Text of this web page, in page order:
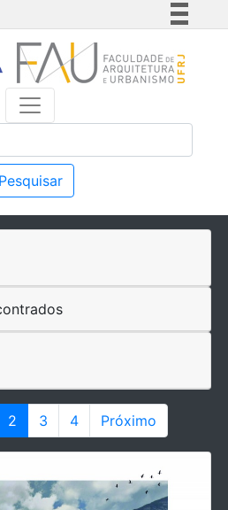
Simplifique!
Comunica BR
Acesso à informação
Pesquisar
2 3 4 Próximo